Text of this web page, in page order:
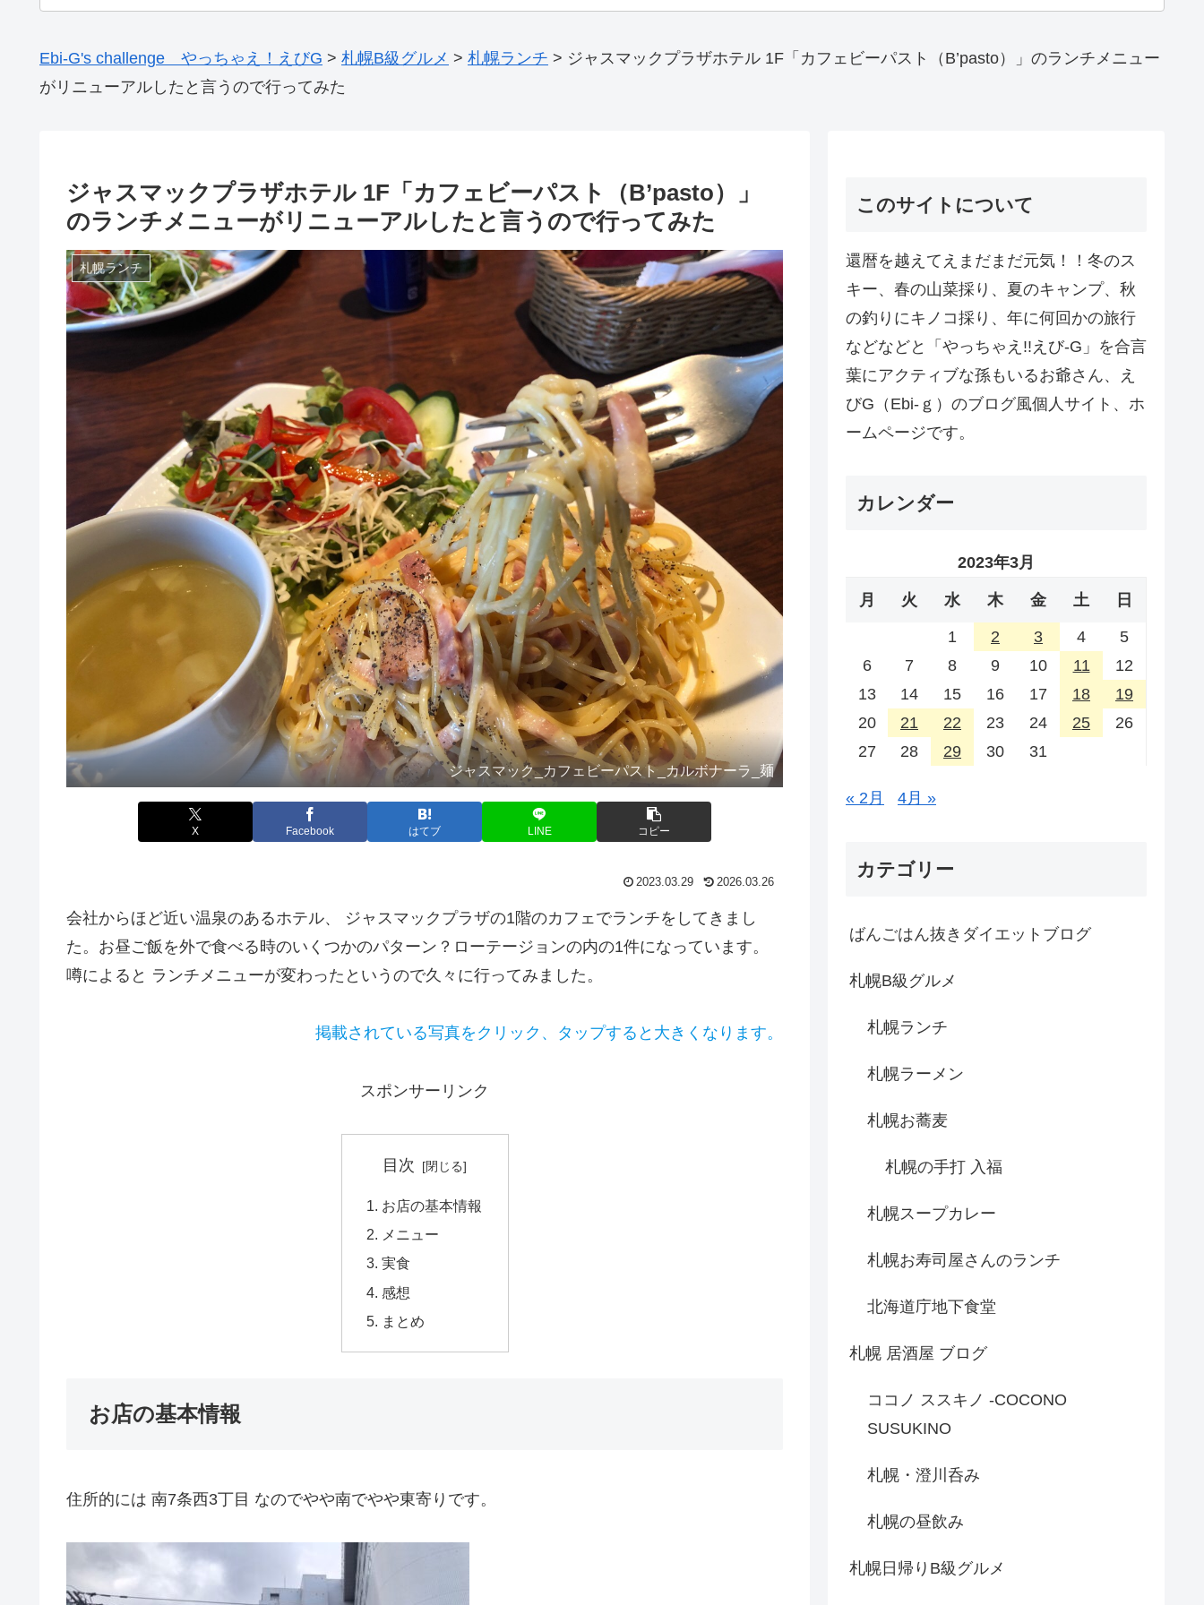
Ebi-G's challenge やっちゃえ！えびG > 札幌B級グルメ > 札幌ランチ > ジャスマックプラザホテル 1F「カフェビーパスト（B’pasto）」のランチメニュー
がリニューアルしたと言うので行ってみた
ジャスマックプラザホテル 1F「カフェビーパスト（B’pasto）」
のランチメニューがリニューアルしたと言うので行ってみた
札幌ランチ
ジャスマック_カフェビーパスト_カルボナーラ_麺
X Facebook はてブ LINE コピー
2023.03.29 2026.03.26
会社からほど近い温泉のあるホテル、 ジャスマックプラザの1階のカフェでランチをしてきまし
た。お昼ご飯を外で食べる時のいくつかのパターン？ローテージョンの内の1件になっています。
噂によると ランチメニューが変わったというので久々に行ってみました。
掲載されている写真をクリック、タップすると大きくなります。
スポンサーリンク
目次
お店の基本情報
メニュー
実食
感想
まとめ
お店の基本情報
住所的には 南7条西3丁目 なのでやや南でやや東寄りです。
このサイトについて
還暦を越えてえまだまだ元気！！冬のス
キー、春の山菜採り、夏のキャンプ、秋
の釣りにキノコ採り、年に何回かの旅行
などなどと「やっちゃえ!!えび-G」を合言
葉にアクティブな孫もいるお爺さん、え
びG（Ebi-ｇ）のブログ風個人サイト、ホ
ームページです。
カレンダー
2023年3月
月 火 水 木 金 土 日
1 2 3 4
5
6
7 8 9 10 11
12
13
14 15 16 17 18
19
20
21 22 23 24 25
26
27
28 29 30 31
« 2月 4月 »
カテゴリー
ばんごはん抜きダイエットブログ
札幌B級グルメ
札幌ランチ
札幌ラーメン
札幌お蕎麦
札幌の手打 入福
札幌スープカレー
札幌お寿司屋さんのランチ
北海道庁地下食堂
札幌 居酒屋 ブログ
ココノ ススキノ -COCONO
SUSUKINO
札幌・澄川呑み
札幌の昼飲み
札幌日帰りB級グルメ